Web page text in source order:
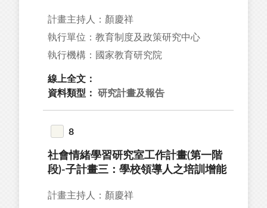
計畫主持人：顏慶祥
執行單位：教育制度及政策研究中心
執行機構：國家教育研究院
線上全文：
資料類型：
研究計畫及報告
8
社會情緒學習研究室工作計畫(第一階
段)-子計畫三：學校領導人之培訓增能
計畫主持人：顏慶祥